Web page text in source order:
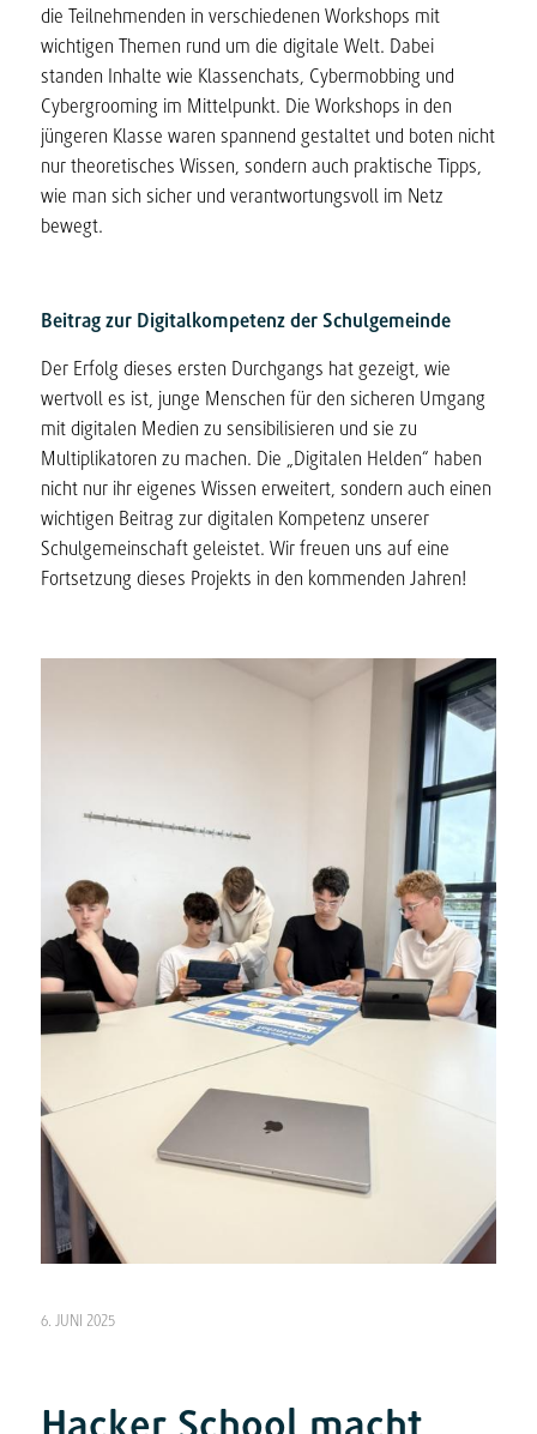
die Teilnehmenden in verschiedenen Workshops mit
wichtigen Themen rund um die digitale Welt. Dabei
standen Inhalte wie Klassenchats, Cybermobbing und
Cybergrooming im Mittelpunkt. Die Workshops in den
jüngeren Klasse waren spannend gestaltet und boten nicht
nur theoretisches Wissen, sondern auch praktische Tipps,
wie man sich sicher und verantwortungsvoll im Netz
bewegt.
Beitrag zur Digitalkompetenz der Schulgemeinde
Der Erfolg dieses ersten Durchgangs hat gezeigt, wie
wertvoll es ist, junge Menschen für den sicheren Umgang
mit digitalen Medien zu sensibilisieren und sie zu
Multiplikatoren zu machen. Die „Digitalen Helden“ haben
nicht nur ihr eigenes Wissen erweitert, sondern auch einen
wichtigen Beitrag zur digitalen Kompetenz unserer
Schulgemeinschaft geleistet. Wir freuen uns auf eine
Fortsetzung dieses Projekts in den kommenden Jahren!
6. JUNI 2025
Hacker School macht